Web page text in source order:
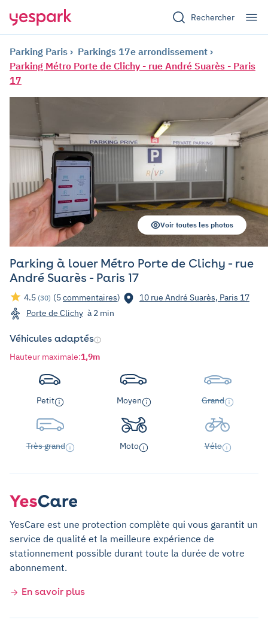
Rechercher
Parking Paris
Parkings 17e arrondissement
Parking Métro Porte de Clichy - rue André Suarès - Paris
17
Parking à louer Métro Porte de Clichy - rue
André Suarès - Paris 17
4.5 (30) (5commentaires)
10 rue André Suarès, Paris 17
Porte de Clichy à 2 min
Voir toutes les photos
Véhicules adaptés
Hauteur maximale:1,9m
Petit Moyen Grand
Très grand Moto Vélo
YesCare est une protection complète qui vous garantit un
service de qualité et la meilleure expérience de
stationnement possible durant toute la durée de votre
abonnement.
En savoir plus